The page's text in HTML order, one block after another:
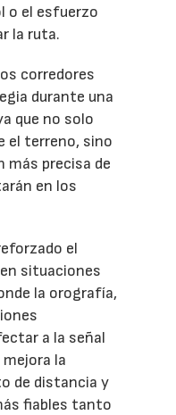
o el esfuerzo
la ruta.
corredores
durante una
que no solo
el terreno, sino
más precisa de
en los
el
situaciones
la orografía,
a la señal
la
de distancia y
fiables tanto